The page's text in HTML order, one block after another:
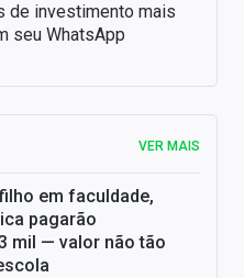
de investimento mais
seu WhatsApp
VER MAIS
em faculdade,
pagarão
mil — valor não tão